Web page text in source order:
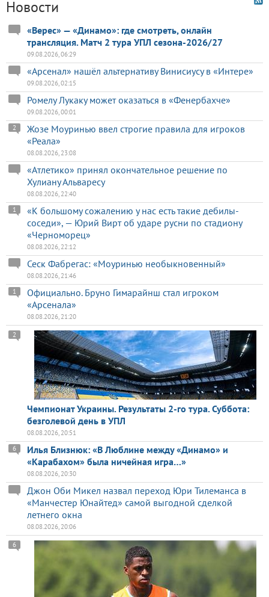
Новости
«Верес» — «Динамо»: где смотреть, онлайн
трансляция. Матч 2 тура УПЛ сезона-2026/27
09.08.2026, 06:29
«Арсенал» нашёл альтернативу Винисиусу в «Интере»
09.08.2026, 02:15
Ромелу Лукаку может оказаться в «Фенербахче»
09.08.2026, 00:01
Жозе Моуринью ввел строгие правила для игроков
«Реала»
2
08.08.2026, 23:08
«Атлетико» принял окончательное решение по
Хулиану Альваресу
08.08.2026, 22:40
«К большому сожалению у нас есть такие дебилы-
соседи», — Юрий Вирт об ударе русни по стадиону
«Черноморец»
1
08.08.2026, 22:12
Сеск Фабрегас: «Моуринью необыкновенный»
08.08.2026, 21:46
Официально. Бруно Гимарайнш стал игроком
«Арсенала»
1
08.08.2026, 21:20
Чемпионат Украины. Результаты 2-го тура. Суббота:
безголевой день в УПЛ
2
08.08.2026, 20:51
Илья Близнюк: «В Люблине между «Динамо» и
«Карабахом» была ничейная игра…»
6
08.08.2026, 20:30
Джон Оби Микел назвал переход Юри Тилеманса в
«Манчестер Юнайтед» самой выгодной сделкой
летнего окна
08.08.2026, 20:06
6